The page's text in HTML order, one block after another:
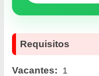
Requisitos
Vacantes: 1